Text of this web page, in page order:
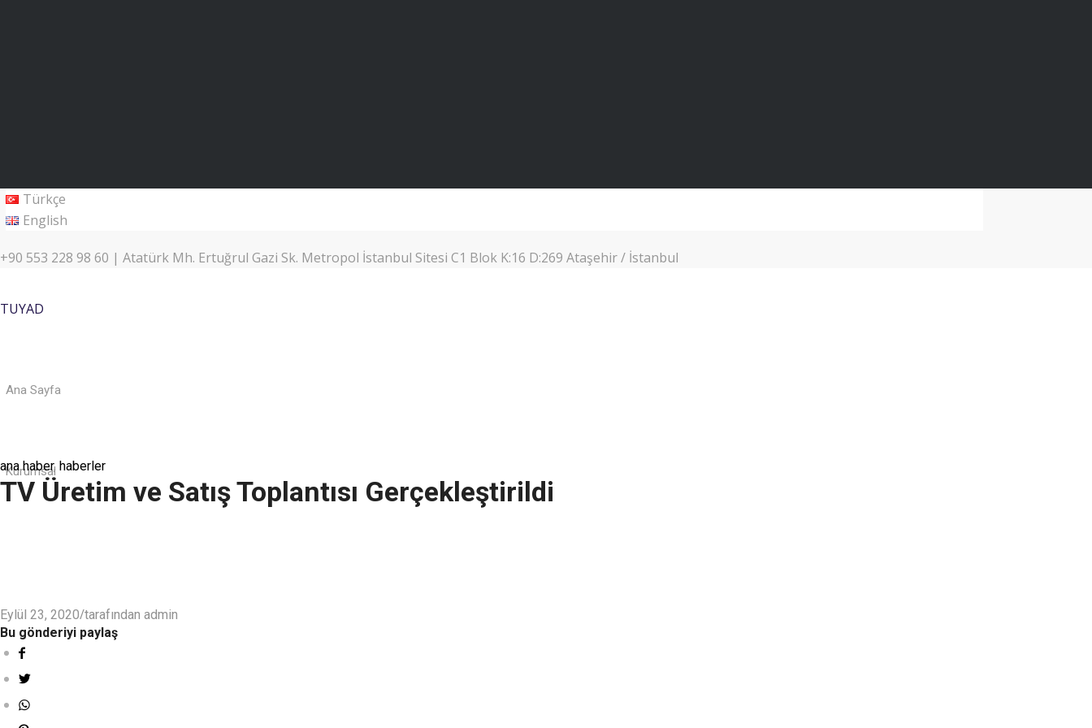
Türkçe
English
+90 553 228 98 60 | Atatürk Mh. Ertuğrul Gazi Sk. Metropol İstanbul Sitesi C1 Blok K:16 D:269 Ataşehir / İstanbul
TUYAD
Ana Sayfa
Kurumsal
ana haber, haberler
TV Üretim ve Satış Toplantısı Gerçekleştirildi
Eylül 23, 2020/tarafından admin
Bu gönderiyi paylaş